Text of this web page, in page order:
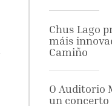
Chus Lago
máis
Camiño
O Auditorio
un concerto